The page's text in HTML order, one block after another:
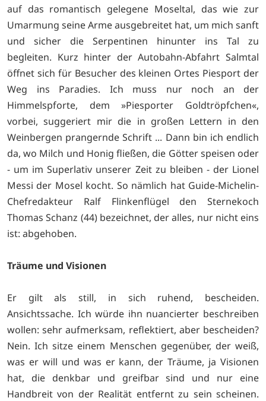
auf das romantisch gelegene Moseltal, das wie zur
Umarmung seine Arme ausgebreitet hat, um mich sanft
und sicher die Serpentinen hinunter ins Tal zu
begleiten. Kurz hinter der Autobahn-Abfahrt Salmtal
öffnet sich für Besucher des kleinen Ortes Piesport der
Weg ins Paradies. Ich muss nur noch an der
Himmelspforte, dem »Piesporter Goldtröpfchen«,
vorbei, suggeriert mir die in großen Lettern in den
Weinbergen prangernde Schrift ... Dann bin ich endlich
da, wo Milch und Honig fließen, die Götter speisen oder
- um im Superlativ unserer Zeit zu bleiben - der Lionel
Messi der Mosel kocht. So nämlich hat Guide-Michelin-
Chefredakteur Ralf Flinkenflügel den Sternekoch
Thomas Schanz (44) bezeichnet, der alles, nur nicht eins
ist: abgehoben.
Träume und Visionen
Er gilt als still, in sich ruhend, bescheiden.
Ansichtssache. Ich würde ihn nuancierter beschreiben
wollen: sehr aufmerksam, reflektiert, aber bescheiden?
Nein. Ich sitze einem Menschen gegenüber, der weiß,
was er will und was er kann, der Träume, ja Visionen
hat, die denkbar und greifbar sind und nur eine
Handbreit von der Realität entfernt zu sein scheinen.